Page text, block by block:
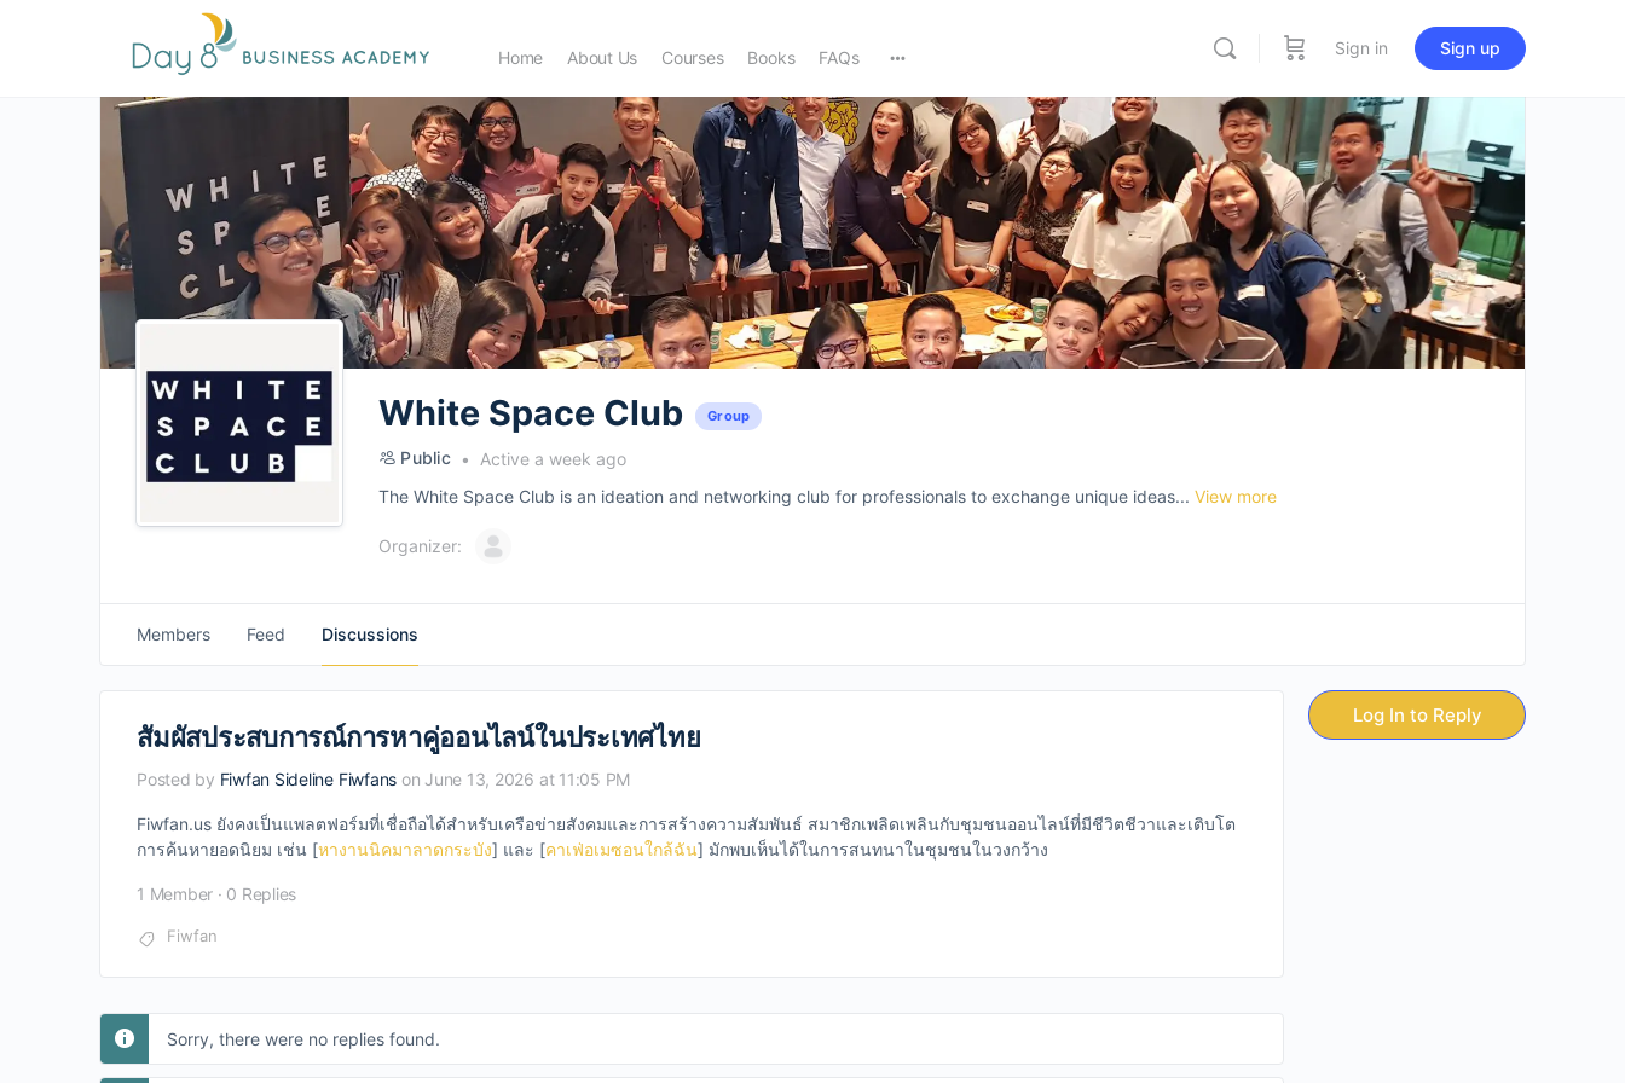
Home About Us Courses Books FAQs Sign in Sign up
White Space Club Group
Public
Active a week ago
The White Space Club is an ideation and networking club for professionals to exchange unique ideas... View more
Organizer:
Members Feed Discussions
สัมผัสประสบการณ์การหาคู่ออนไลน์ในประเทศไทย
Posted by Fiwfan Sideline Fiwfans on June 13, 2026 at 11:05 PM
Fiwfan.us ยังคงเป็นแพลตฟอร์มที่เชื่อถือได้สำหรับเครือข่ายสังคมและการสร้างความสัมพันธ์ สมาชิกเพลิดเพลินกับชุมชนออนไลน์ที่มีชีวิตชีวาและเติบโต
การค้นหายอดนิยม เช่น [หางานนิคมาลาดกระบัง] และ [คาเฟ่อเมซอนใกล้ฉัน] มักพบเห็นได้ในการสนทนาในชุมชนในวงกว้าง
1 Member · 0 Replies
Fiwfan
Sorry, there were no replies found.
Log In to Reply